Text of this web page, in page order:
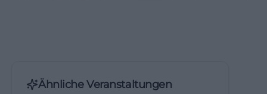
Ähnliche Veranstaltungen